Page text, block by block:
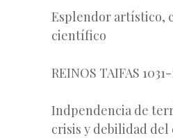
Esplendor artístico,
científico
REINOS TAIFAS
Indpendencia de
crisis y debilidad del